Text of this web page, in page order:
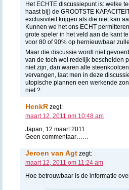
Het ECHTE discussiepunt is: welke
haast bij) de GROOTSTE
exclusiviteit krijgen als die niet kan
Kunnen we het ons ECHT
grote speler in het veld aan de kant
voor 80 of 90% op hernieuwbaar
Maar die discussie wordt niet
van de toch wel redelijk bescheiden
niet zijn, dan waren alle
vervangen, laat men in deze
utopische plannen een werkende
niet ?
HenkR zegt:
maart 12, 2011 om 10:48 am
Japan, 12 maart 2011.
Geen commentaar……
Jeroen van Agt zegt:
maart 12, 2011 om 11:24 am
Hoe betrouwbaar is de informatie